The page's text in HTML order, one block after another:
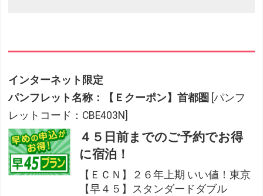
インターネット限定
パンフレット名称：【Ｅクーポン】首都圏 [パンフ
レットコード：CBE403N]
４５日前までのご予約でお得
に宿泊！
【ＥＣＮ】２６年上期 いい値！東京
【早４５】スタンダードダブル